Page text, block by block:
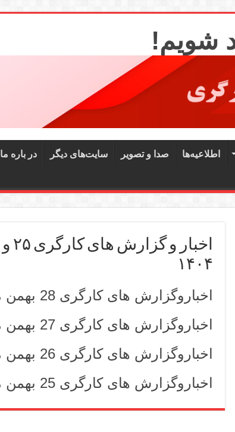
شویم!
اطلاعیه‌ها صدا و تصویر سایت‌های دیگر در باره ما
۱۴۰۴
اخباروگزارش های کارگری 28 بهمن ماه 1404
اخباروگزارش های کارگری 27 بهمن ماه 1404
اخباروگزارش های کارگری 26 بهمن ماه 1404
اخباروگزارش های کارگری 25 بهمن ماه 1404